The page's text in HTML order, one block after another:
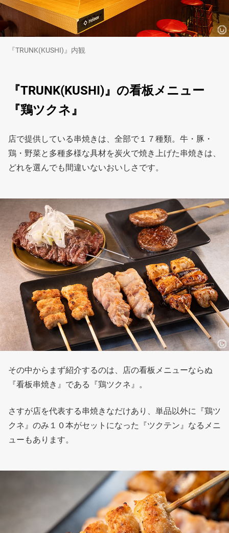
『TRUNK(KUSHI)』内観
『TRUNK(KUSHI)』の看板メニュー
『鶏ツクネ』
店で提供している串焼きは、全部で１７種類。牛・豚・
鶏・野菜と多種多様な具材を炭火で焼き上げた串焼きは、
どれを選んでも間違いないおいしさです。
その中からまず紹介するのは、店の看板メニューならぬ
『看板串焼き』である『鶏ツクネ』。
さすが店を代表する串焼きなだけあり、単品以外に『鶏ツ
クネ』のみ１０本がセットになった『ツクテン』なるメニ
ューもあります。